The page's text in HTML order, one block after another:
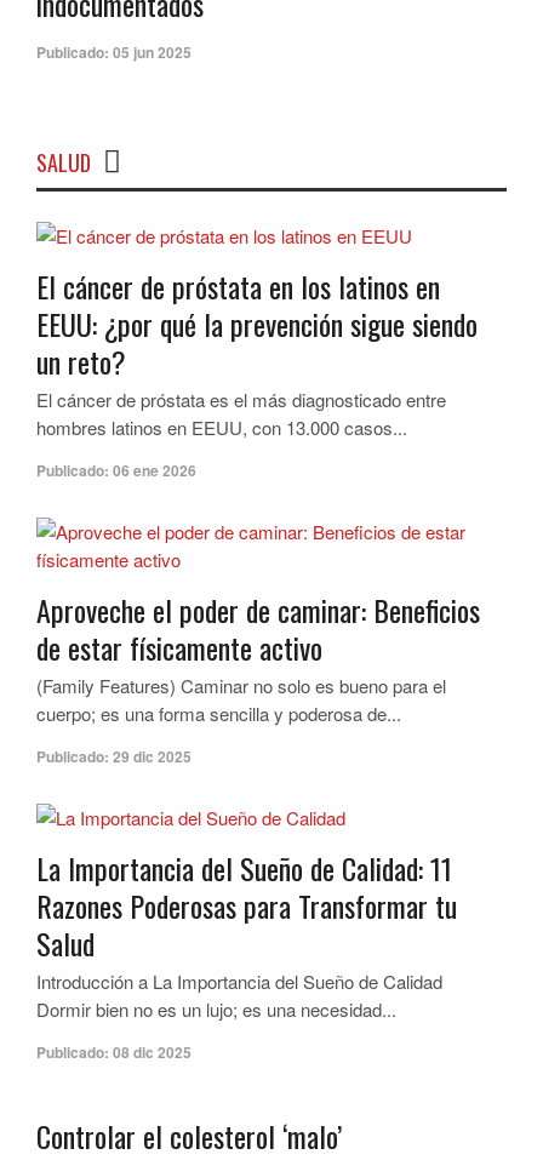
Publicado: 05 jun 2025
SALUD
El cáncer de próstata en los latinos en
EEUU: ¿por qué la prevención sigue siendo
un reto?
El cáncer de próstata es el más diagnosticado entre
hombres latinos en EEUU, con 13.000 casos...
Publicado: 06 ene 2026
Aproveche el poder de caminar: Beneficios
de estar físicamente activo
(Family Features) Caminar no solo es bueno para el
cuerpo; es una forma sencilla y poderosa de...
Publicado: 29 dic 2025
La Importancia del Sueño de Calidad: 11
Razones Poderosas para Transformar tu
Salud
Introducción a La Importancia del Sueño de Calidad
Dormir bien no es un lujo; es una necesidad...
Publicado: 08 dic 2025
Controlar el colesterol ‘malo’